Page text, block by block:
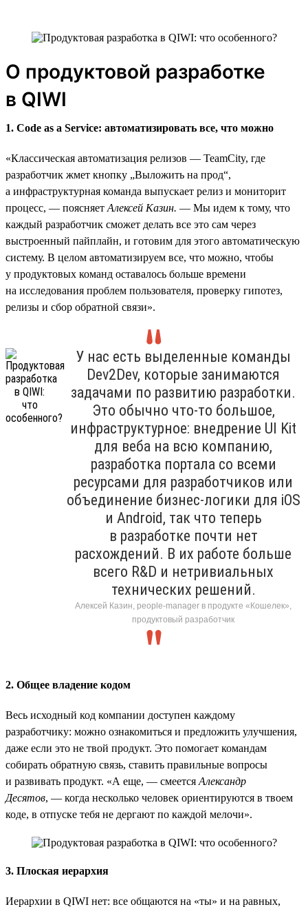
О продуктовой разработке
в QIWI
1. Code as a Service: автоматизировать все, что можно
«Классическая автоматизация релизов — TeamCity, где
разработчик жмет кнопку „Выложить на прод“,
а инфраструктурная команда выпускает релиз и мониторит
процесс, — поясняет Алексей Казин. — Мы идем к тому, что
каждый разработчик сможет делать все это сам через
выстроенный пайплайн, и готовим для этого автоматическую
систему. В целом автоматизируем все, что можно, чтобы
у продуктовых команд оставалось больше времени
на исследования проблем пользователя, проверку гипотез,
релизы и сбор обратной связи».
У нас есть выделенные команды
Dev2Dev, которые занимаются
задачами по развитию разработки.
Это обычно что-то большое,
инфраструктурное: внедрение UI Kit
для веба на всю компанию,
разработка портала со всеми
ресурсами для разработчиков или
объединение бизнес-логики для iOS
и Android, так что теперь
в разработке почти нет
расхождений. В их работе больше
всего R&D и нетривиальных
технических решений.
Алексей Казин, people-manager в продукте «Кошелек»,
продуктовый разработчик
2. Общее владение кодом
Весь исходный код компании доступен каждому
разработчику: можно ознакомиться и предложить улучшения,
даже если это не твой продукт. Это помогает командам
собирать обратную связь, ставить правильные вопросы
и развивать продукт. «А еще, — смеется Александр
Десятов, — когда несколько человек ориентируются в твоем
коде, в отпуске тебя не дергают по каждой мелочи».
3. Плоская иерархия
Иерархии в QIWI нет: все общаются на «ты» и на равных,